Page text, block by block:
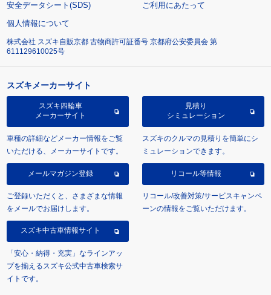
安全データシート(SDS)
ご利用にあたって
個人情報について
株式会社 スズキ自販京都 古物商許可証番号 京都府公安委員会 第
611129610025号
スズキメーカーサイト
スズキ四輪車
メーカーサイト
車種の詳細などメーカー情報をご覧
いただける、メーカーサイトです。
見積り
シミュレーション
スズキのクルマの見積りを簡単にシ
ミュレーションできます。
メールマガジン登録
ご登録いただくと、さまざまな情報
をメールでお届けします。
リコール等情報
リコール/改善対策/サービスキャンペ
ーンの情報をご覧いただけます。
スズキ中古車情報サイト
「安心・納得・充実」なラインアッ
プを揃えるスズキ公式中古車検索サ
イトです。